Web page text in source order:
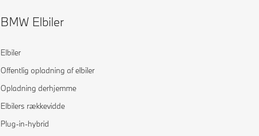
BMW Elbiler
Elbiler
Offentlig opladning af elbiler
Opladning derhjemme
Elbilers rækkevidde
Plug-in-hybrid